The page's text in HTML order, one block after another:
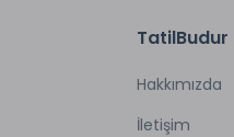
TatilBudur
Hakkımızda
İletişim